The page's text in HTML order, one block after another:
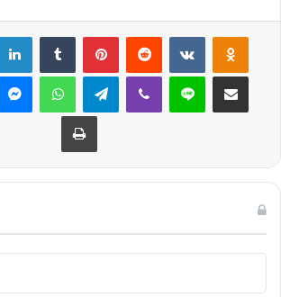
LinkedInTumblr PinterestReddit VKontakte
MessengerWhatsAppTelegramViber Line E-Posta ile
Yazdır